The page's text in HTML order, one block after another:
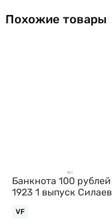
Похожие товары
Банкнота 100 рублей
1923 1 выпуск Силаев
VF